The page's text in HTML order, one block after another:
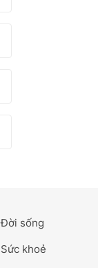
Đời sống
Sức khoẻ